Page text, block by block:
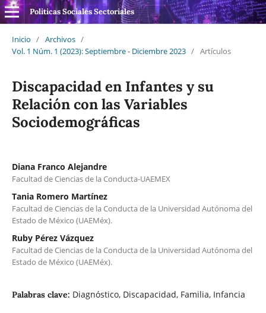
Politicas Sociales Sectoriales
Inicio / Archivos /
Vol. 1 Núm. 1 (2023): Septiembre - Diciembre 2023 / Artículos
Discapacidad en Infantes y su
Relación con las Variables
Sociodemográficas
Diana Franco Alejandre
Facultad de Ciencias de la Conducta-UAEMEX
Tania Romero Martínez
Facultad de Ciencias de la Conducta de la Universidad Autónoma del
Estado de México (UAEMéx).
Ruby Pérez Vázquez
Facultad de Ciencias de la Conducta de la Universidad Autónoma del
Estado de México (UAEMéx).
Palabras clave: Diagnóstico, Discapacidad, Familia, Infancia